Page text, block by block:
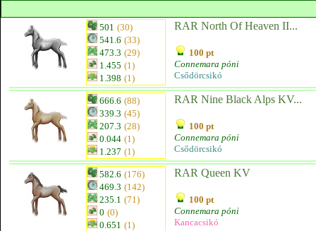
501 (30)
541.6 (33)
473.3 (29)
1.455 (1)
1.398 (1)
RAR North Of Heaven II...
100 pt
Connemara póni
Csődörcsikó
666.6 (88)
339.3 (45)
207.3 (28)
0.044 (1)
1.237 (1)
RAR Nine Black Alps KV...
100 pt
Connemara póni
Csődörcsikó
582.6 (176)
469.3 (142)
235.1 (71)
0 (0)
0.651 (1)
RAR Queen KV
100 pt
Connemara póni
Kancacsikó